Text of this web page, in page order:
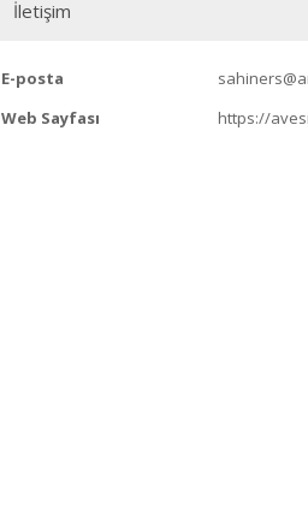
İletişim
E-posta
Web Sayfası
https://